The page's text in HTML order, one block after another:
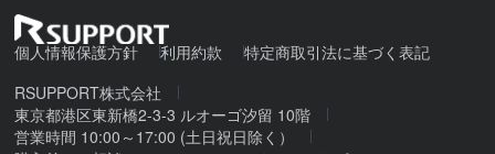
個人情報保護方針 利用約款
特定商取引法に基づく表記
RSUPPORT株式会社
東京都港区東新橋2-3-3 ルオーゴ汐留 10階
営業時間 10:00～17:00 (土日祝日除く）